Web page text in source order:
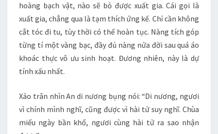
hoàng bạch vật, nào sẽ bỏ được xuất gia. Cái gọi là
xuất gia, chẳng qua là tạm thích ứng kế. Chỉ cần không
cắt tóc đi tu, tùy thời có thể hoàn tục. Nàng tích góp
từng tí một vàng bạc, đầy đủ nàng nửa đời sau quá áo
khoác thực vô ưu sinh hoạt. Đương nhiên, này là dự
tính xấu nhất.
Xảo trân nhìn An di nương bụng nói: “Di nương, ngươi
vì chính mình nghĩ, cũng được vì hài tử suy nghĩ. Chùa
miểu ngày bần khổ, ngươi cùng hài tử ra sao nhận